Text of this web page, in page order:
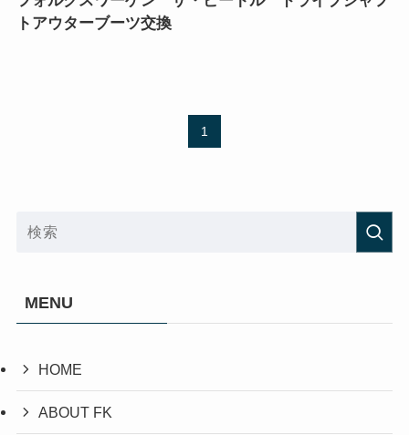
トアウターブーツ交換
1
MENU
HOME
ABOUT FK